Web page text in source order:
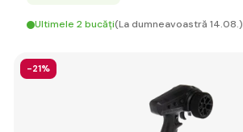
Ultimele 2 bucăți(La dumneavoastră 14.08.)
-21%